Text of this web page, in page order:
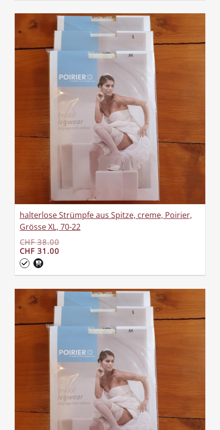
halterlose Strümpfe aus Spitze, creme, Poirier,
Grösse XL, 70-22
CHF 38.00
CHF 31.00